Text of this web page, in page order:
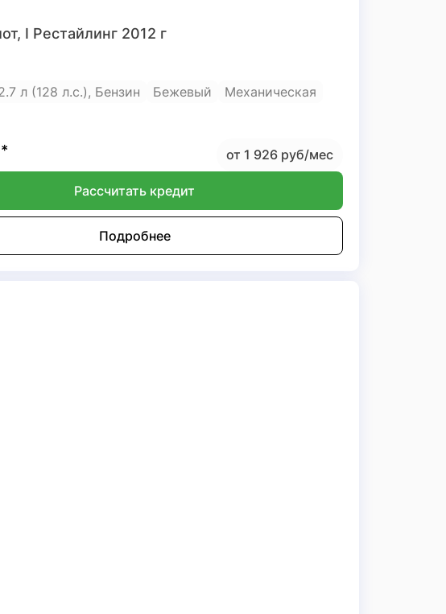
I Рестайлинг 2012 г
л (128 л.с.), Бензин Бежевый
Механическая
от 1 926 руб/мес
Рассчитать кредит
Подробнее